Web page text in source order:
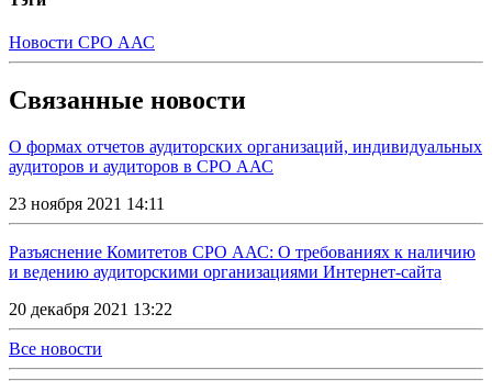
Новости СРО ААС
Связанные новости
О формах отчетов аудиторских организаций, индивидуальных
аудиторов и аудиторов в СРО ААС
23 ноября 2021 14:11
Разъяснение Комитетов СРО ААС: О требованиях к наличию
и ведению аудиторскими организациями Интернет-сайта
20 декабря 2021 13:22
Все новости